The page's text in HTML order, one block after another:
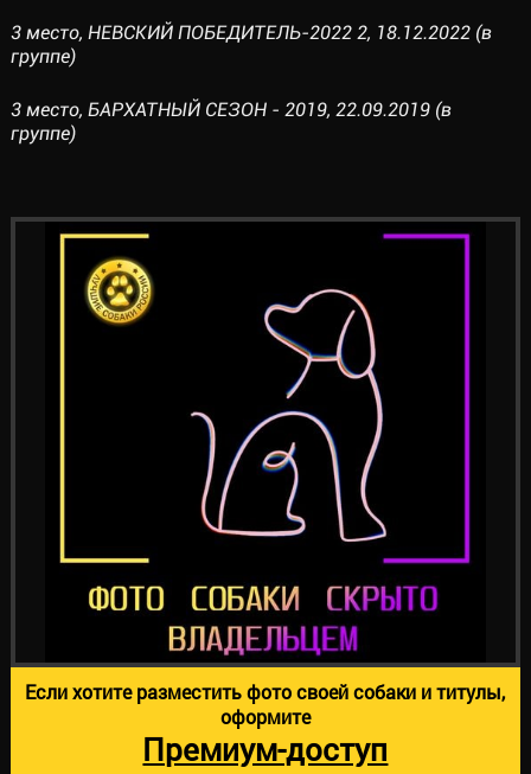
3 место, НЕВСКИЙ ПОБЕДИТЕЛЬ-2022 2, 18.12.2022 (в
группе)
3 место, БАРХАТНЫЙ СЕЗОН - 2019, 22.09.2019 (в
группе)
Если хотите разместить фото своей собаки и титулы,
оформите
Премиум-доступ